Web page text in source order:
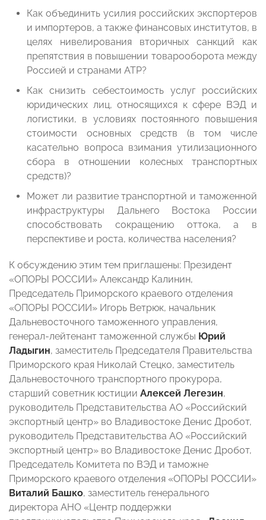
Как объединить усилия российских экспортеров
и импортеров, а также финансовых институтов, в
целях нивелирования вторичных санкций как
препятствия в повышении товарооборота между
Россией и странами АТР?
Как снизить себестоимость услуг российских
юридических лиц, относящихся к сфере ВЭД и
логистики, в условиях постоянного повышения
стоимости основных средств (в том числе
касательно вопроса взимания утилизационного
сбора в отношении колесных транспортных
средств)?
Может ли развитие транспортной и таможенной
инфраструктуры Дальнего Востока России
способствовать сокращению оттока, а в
перспективе и роста, количества населения?
К обсуждению этим тем приглашены: Президент
«ОПОРЫ РОССИИ» Александр Калинин,
Председатель Приморского краевого отделения
«ОПОРЫ РОССИИ» Игорь Ветрюк, начальник
Дальневосточного таможенного управления,
генерал-лейтенант таможенной службы Юрий
Ладыгин, заместитель Председателя Правительства
Приморского края Николай Стецко, заместитель
Дальневосточного транспортного прокурора,
старший советник юстиции Алексей Легезин,
руководитель Представительства АО «Российский
экспортный центр» во Владивостоке Денис Дробот,
руководитель Представительства АО «Российский
экспортный центр» во Владивостоке Денис Дробот,
Председатель Комитета по ВЭД и таможне
Приморского краевого отделения «ОПОРЫ РОССИИ»
Виталий Башко, заместитель генерального
директора АНО «Центр поддержки